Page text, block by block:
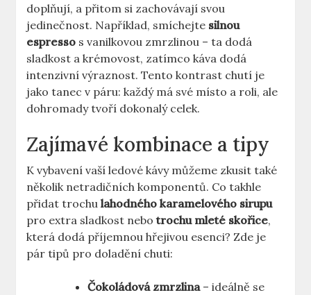
doplňují,⁣ a přitom‌ si zachovávají svou
jedinečnost. ​Například, smíchejte silnou
espresso s vanilkovou zmrzlinou – ta dodá
sladkost a krémovost,‌ zatímco káva dodá
intenzivní výraznost. Tento kontrast chutí je
jako tanec v páru:⁣ každý má své místo a roli, ale
dohromady ​tvoří dokonalý celek.
Zajímavé kombinace a tipy
K vybavení vaší ‍ledové kávy můžeme zkusit také
několik netradičních komponentů. Co takhle
přidat trochulahodného karamelového sirupu
pro extra sladkost nebo⁣trochu mleté skořice,⁤
která dodá příjemnou hřejivou esenci? Zde je
pár tipů pro doladění chuti:
Čokoládová zmrzlina– ideálně ‌se